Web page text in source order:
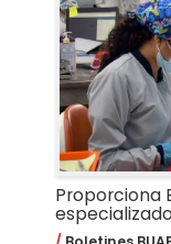
Proporciona